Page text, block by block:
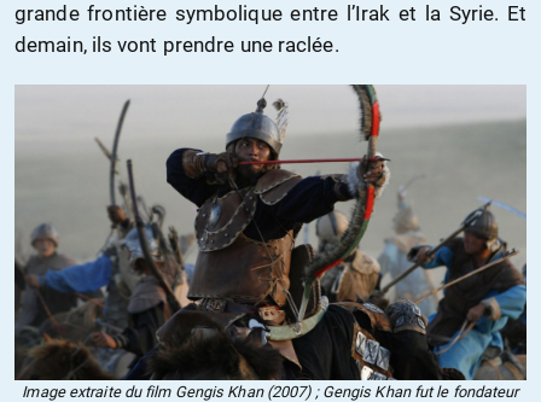
grande frontière symbolique entre l’Irak et la Syrie. Et
demain, ils vont prendre une raclée.
Image extraite du film Gengis Khan (2007) ; Gengis Khan fut le fondateur